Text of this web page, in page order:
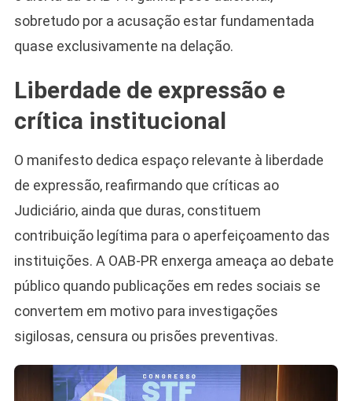
sobretudo por a acusação estar fundamentada
quase exclusivamente na delação.
Liberdade de expressão e
crítica institucional
O manifesto dedica espaço relevante à liberdade
de expressão, reafirmando que críticas ao
Judiciário, ainda que duras, constituem
contribuição legítima para o aperfeiçoamento das
instituições. A OAB-PR enxerga ameaça ao debate
público quando publicações em redes sociais se
convertem em motivo para investigações
sigilosas, censura ou prisões preventivas.